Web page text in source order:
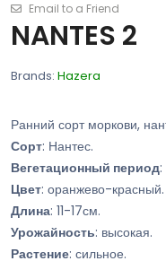
Email to a Friend
NANTES 2
Brands: Hazera
Ранний сорт моркови,
Сорт: Нантес.
Вегетационный период
Цвет: оранжево-красный.
Длина: 11-17см.
Урожайность: высокая.
Растение: сильное.